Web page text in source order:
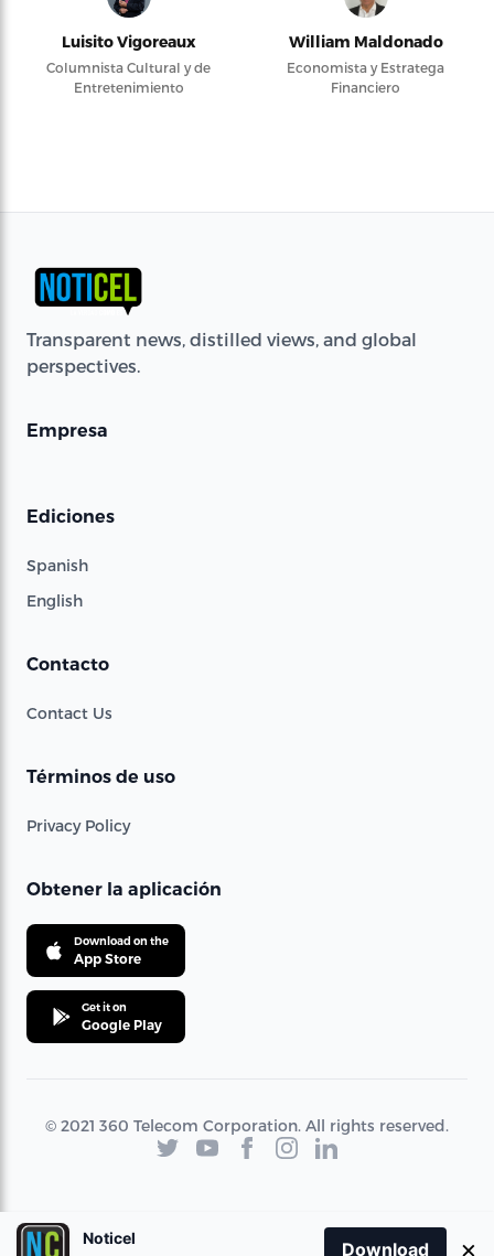
Luisito Vigoreaux
Columnista Cultural y de
Entretenimiento
William Maldonado
Economista y Estratega
Financiero
Transparent news, distilled views, and global
perspectives.
Empresa
Ediciones
Spanish
English
Contacto
Contact Us
Términos de uso
Privacy Policy
Obtener la aplicación
Download on the
App Store
Get it on
Google Play
© 2021 360 Telecom Corporation. All rights reserved.
Noticel
Download ×